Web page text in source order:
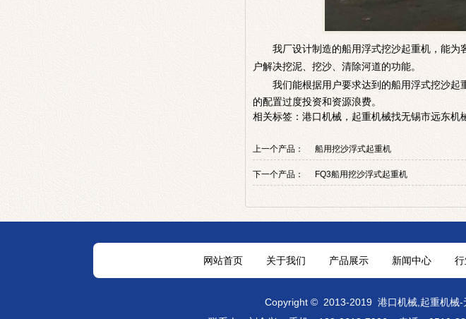
我厂设计制造的船用浮式挖沙起重机 ，能为
户解决挖泥、挖沙、清除河道的功能。
我们能根据用户要求达到的船用浮式挖沙起
的配置过度投资和资源浪费。
相关标签： 港口机械 ， 起重机械找无锡市远东机
上一个产品： 船用挖沙浮式起重机
下一个产品： FQ3船用挖沙浮式起重机
网站首页 关于我们 产品展示 新闻中心
Copyright© 2013-2019 港口机械, 起重机械-